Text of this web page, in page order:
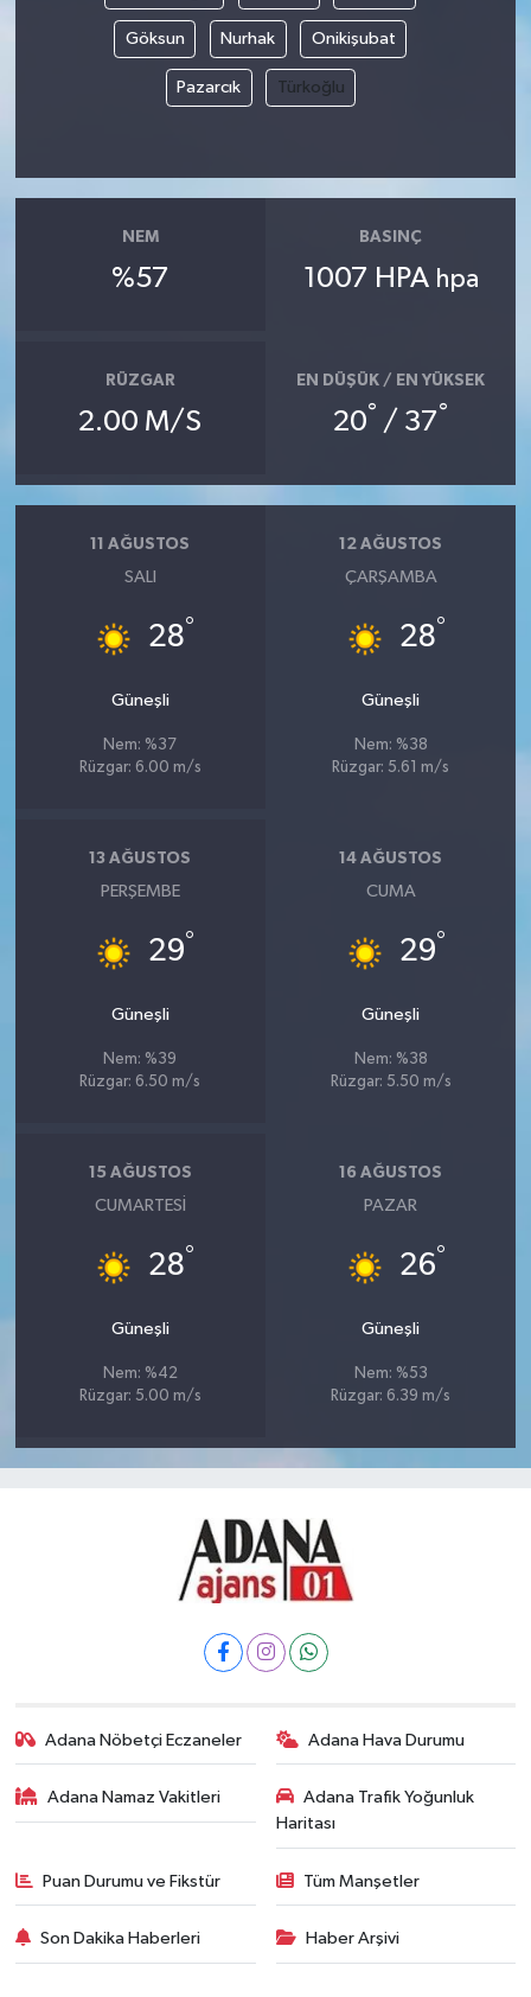
Göksun Nurhak Onikişubat
Pazarcık Türkoğlu
NEM
%57
BASINÇ
1007 HPA hpa
RÜZGAR
2.00 M/S
EN DÜŞÜK / EN YÜKSEK
20° / 37°
11 AĞUSTOS
SALI
28°
Güneşli
Nem: %37
Rüzgar: 6.00 m/s
12 AĞUSTOS
ÇARŞAMBA
28°
Güneşli
Nem: %38
Rüzgar: 5.61 m/s
13 AĞUSTOS
PERŞEMBE
29°
Güneşli
Nem: %39
Rüzgar: 6.50 m/s
14 AĞUSTOS
CUMA
29°
Güneşli
Nem: %38
Rüzgar: 5.50 m/s
15 AĞUSTOS
CUMARTESI
28°
Güneşli
Nem: %42
Rüzgar: 5.00 m/s
16 AĞUSTOS
PAZAR
26°
Güneşli
Nem: %53
Rüzgar: 6.39 m/s
Adana Nöbetçi Eczaneler Adana Hava Durumu
Adana Namaz Vakitleri
Adana Trafik Yoğunluk
Haritası
Puan Durumu ve Fikstür Tüm Manşetler
Son Dakika Haberleri Haber Arşivi